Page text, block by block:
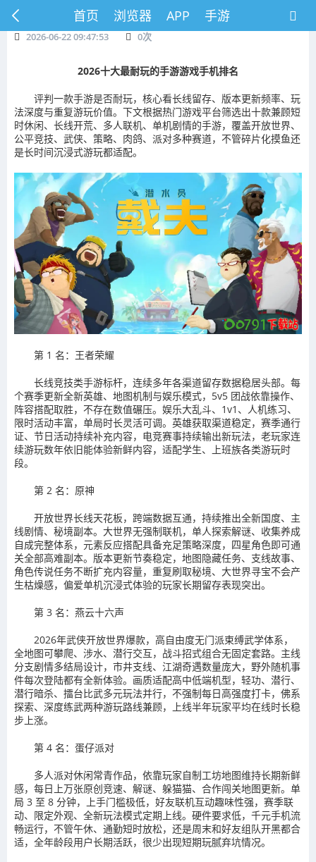
首页 浏览器 APP 手游
2026-06-22 09:47:53 0次
2026十大最耐玩的手游游戏手机排名
评判一款手游是否耐玩，核心看长线留存、版本更新频率、玩
法深度与重复游玩价值。下文根据热门游戏平台筛选出十款兼顾短
时休闲、长线开荒、多人联机、单机剧情的手游，覆盖开放世界、
公平竞技、武侠、策略、肉鸽、派对多种赛道，不管碎片化摸鱼还
是长时间沉浸式游玩都适配。
第 1 名：王者荣耀
长线竞技类手游标杆，连续多年各渠道留存数据稳居头部。每
个赛季更新全新英雄、地图机制与娱乐模式，5v5 团战依靠操作、
阵容搭配取胜，不存在数值碾压。娱乐大乱斗、1v1、人机练习、
限时活动丰富，单局时长灵活可调。英雄获取渠道稳定，赛季通行
证、节日活动持续补充内容，电竞赛事持续输出新玩法，老玩家连
续游玩数年依旧能体验新鲜内容，适配学生、上班族各类游玩时
段。
第 2 名：原神
开放世界长线天花板，跨端数据互通，持续推出全新国度、主
线剧情、秘境副本。大世界无强制联机，单人探索解谜、收集养成
自成完整体系，元素反应搭配具备充足策略深度，四星角色即可通
关全部高难副本。版本更新节奏稳定，地图隐藏任务、支线故事、
角色传说任务不断扩充内容量，重复刷取秘境、大世界寻宝不会产
生枯燥感，偏爱单机沉浸式体验的玩家长期留存表现突出。
第 3 名：燕云十六声
2026年武侠开放世界爆款，高自由度无门派束缚武学体系，
全地图可攀爬、涉水、潜行交互，战斗招式组合无固定套路。主线
分支剧情多结局设计，市井支线、江湖奇遇数量庞大，野外随机事
件每次登陆都有全新体验。画质适配高中低端机型，轻功、潜行、
潜行暗杀、擂台比武多元玩法并行，不强制每日高强度打卡，佛系
探索、深度练武两种游玩路线兼顾，上线半年玩家平均在线时长稳
步上涨。
第 4 名：蛋仔派对
多人派对休闲常青作品，依靠玩家自制工坊地图维持长期新鲜
感，每日上万张原创竞速、解谜、躲猫猫、合作闯关地图更新。单
局 3 至 8 分钟，上手门槛极低，好友联机互动趣味性强，赛季联
动、限定外观、全新玩法模式定期上线。硬件要求低，千元手机流
畅运行，不管午休、通勤短时放松，还是周末和好友组队开黑都合
适，全年龄段用户长期活跃，很少出现短期玩腻弃坑情况。